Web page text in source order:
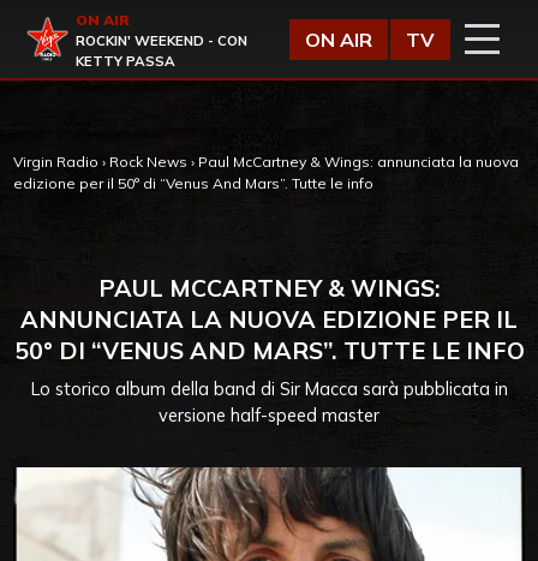
Virgin Radio
ON AIR
ROCKIN' WEEKEND - CON
KETTY PASSA
ON AIR TV
Virgin Radio › Rock News › Paul McCartney & Wings: annunciata la nuova
edizione per il 50° di “Venus And Mars”. Tutte le info
PAUL MCCARTNEY & WINGS:
ANNUNCIATA LA NUOVA EDIZIONE PER IL
50° DI “VENUS AND MARS”. TUTTE LE INFO
Lo storico album della band di Sir Macca sarà pubblicata in
versione half-speed master